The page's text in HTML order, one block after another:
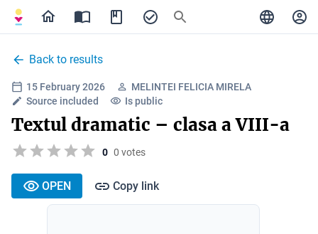
Back to results
15 February 2026
MELINTEI FELICIA MIRELA
Source included
Is public
Textul dramatic – clasa a VIII-a
0 0 votes
OPEN Copy link